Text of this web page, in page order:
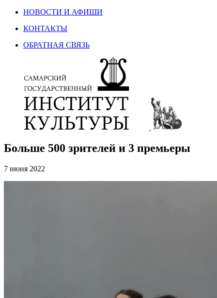
НОВОСТИ И АФИШИ
КОНТАКТЫ
ОБРАТНАЯ СВЯЗЬ
Больше 500 зрителей и 3 премьеры
7 июня 2022